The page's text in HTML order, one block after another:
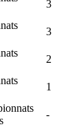
3
3
2
1
-